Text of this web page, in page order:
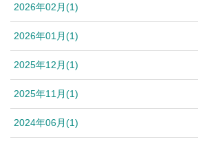
2026年02月(1)
2026年01月(1)
2025年12月(1)
2025年11月(1)
2024年06月(1)